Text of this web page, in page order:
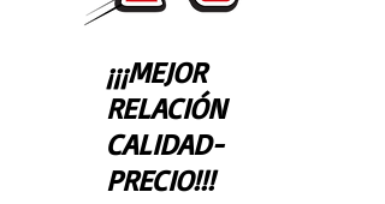
¡¡¡MEJOR
RELACIÓN
CALIDAD-
PRECIO!!!